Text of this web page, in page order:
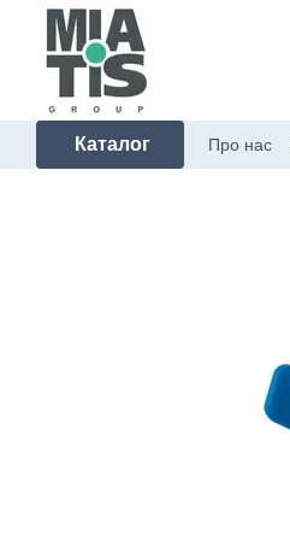
Перейти до основного контенту
Каталог Про нас